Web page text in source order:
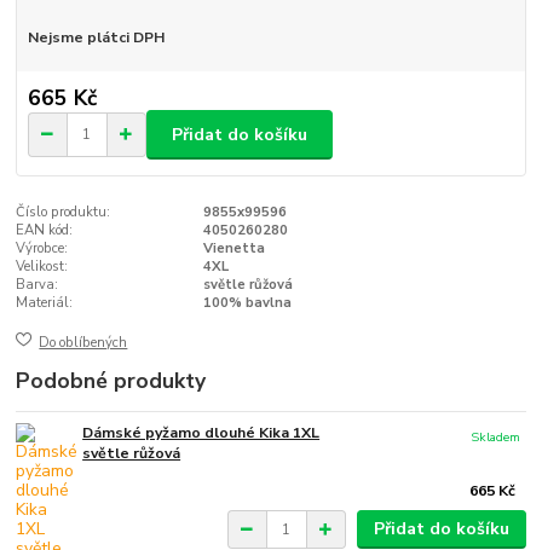
Nejsme plátci DPH
665 Kč
Přidat do košíku
Číslo produktu:
9855x99596
EAN kód:
4050260280
Výrobce:
Vienetta
Velikost:
4XL
Barva:
světle růžová
Materiál:
100% bavlna
Do oblíbených
Podobné produkty
Dámské pyžamo dlouhé Kika 1XL
světle růžová
665 Kč
Skladem
Přidat do košíku